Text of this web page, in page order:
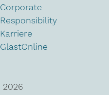
Corporate
Responsibility
Karriere
GlastOnline
2026